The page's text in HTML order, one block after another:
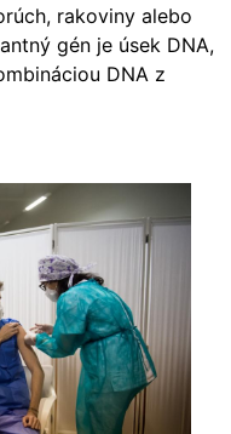
rakoviny alebo
gén je úsek DNA,
DNA z